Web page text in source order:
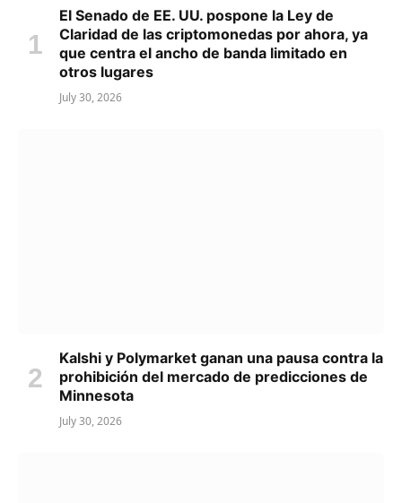
El Senado de EE. UU. pospone la Ley de
Claridad de las criptomonedas por ahora, ya
que centra el ancho de banda limitado en
otros lugares
July 30, 2026
Kalshi y Polymarket ganan una pausa contra la
prohibición del mercado de predicciones de
Minnesota
July 30, 2026